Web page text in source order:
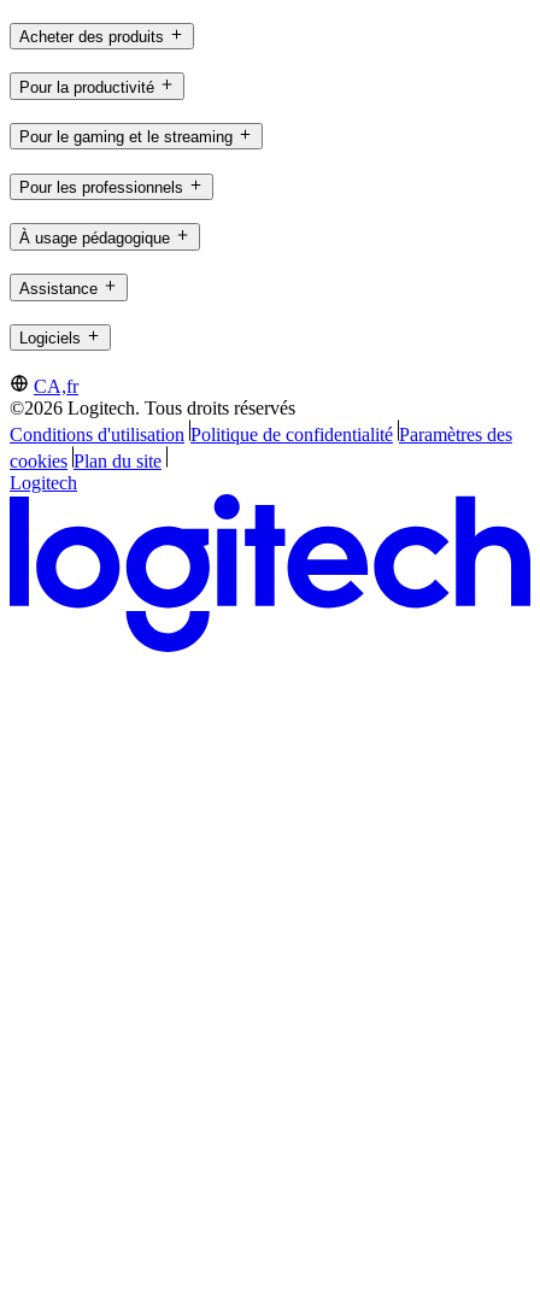
Acheter des produits
Pour la productivité
Pour le gaming et le streaming
Pour les professionnels
À usage pédagogique
Assistance
Logiciels
CA,fr
©2026 Logitech. Tous droits réservés
Conditions d'utilisation Politique de confidentialité Paramètres des
cookies Plan du site
Logitech